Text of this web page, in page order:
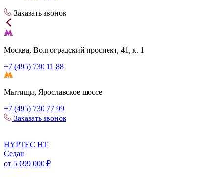
Заказать звонок
Москва, Волгоградский проспект, 41, к. 1
+7 (495) 730 11 88
Мытищи, Ярославское шоссе
+7 (495) 730 77 99
Заказать звонок
HYPTEC HT
Седан
от 5 699 000 ₽